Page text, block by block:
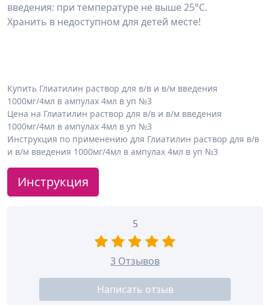
введения: при температуре не выше 25°С.
Хранить в недоступном для детей месте!
Купить Глиатилин раствор для в/в и в/м введения
1000мг/4мл в ампулах 4мл в уп №3
Цена на Глиатилин раствор для в/в и в/м введения
1000мг/4мл в ампулах 4мл в уп №3
Инструкция по применению для Глиатилин раствор для в/в
и в/м введения 1000мг/4мл в ампулах 4мл в уп №3
Инструкция
5
3 Отзывов
Написать отзыв